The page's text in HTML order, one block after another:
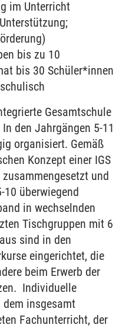
im Unterricht
bis zu 10
bis 30 Schüler*innen
Gesamtschule
den Jahrgängen 5-11
organisiert. Gemäß
Konzept einer IGS
und
10 überwiegend
in wechselnden
Tischgruppen mit 6
sind in den
eingerichtet, die
beim Erwerb der
Individuelle
insgesamt
Fachunterricht, der